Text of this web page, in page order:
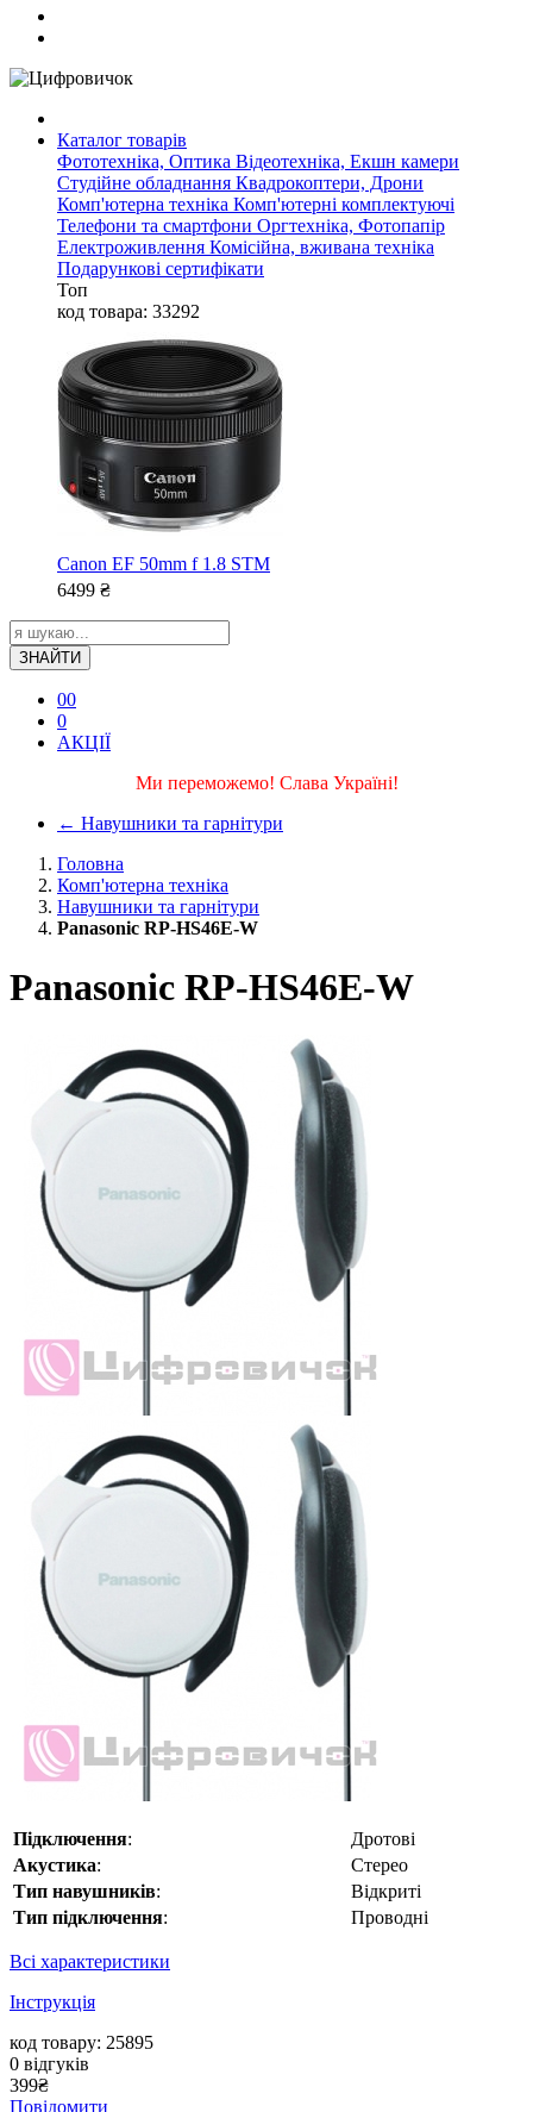
Каталог товарів
Фототехніка, Оптика Відеотехніка, Екшн камери
Студійне обладнання Квадрокоптери, Дрони
Комп'ютерна техніка Комп'ютерні комплектуючі
Телефони та смартфони Оргтехніка, Фотопапір
Електроживлення Комісійна, вживана техніка
Подарункові сертифікати
Топ
код товара: 33292
Canon EF 50mm f 1.8 STM
6499 ₴
ЗНАЙТИ
00
0
АКЦІЇ
Ми переможемо! Слава Україні!
← Навушники та гарнітури
Головна
Комп'ютерна техніка
Навушники та гарнітури
Panasonic RP-HS46E-W
Panasonic RP-HS46E-W
Підключення:
Дротові
Акустика:
Стерео
Тип навушників:
Відкриті
Тип підключення: Проводні
Всі характеристики
Інструкція
код товару: 25895
0 відгуків
399₴
Повідомити